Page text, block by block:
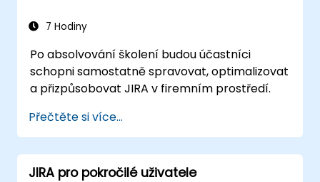
7 Hodiny
Po absolvování školení budou účastníci
schopni samostatně spravovat, optimalizovat
a přizpůsobovat JIRA v firemním prostředí.
Přečtěte si více...
JIRA pro pokročilé uživatele